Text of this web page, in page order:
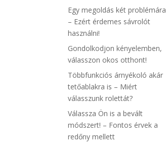
Egy megoldás két problémára
– Ezért érdemes sávrolót
használni!
Gondolkodjon kényelemben,
válasszon okos otthont!
Többfunkciós árnyékoló akár
tetőablakra is – Miért
válasszunk rolettát?
Válassza Ön is a bevált
módszert! – Fontos érvek a
redőny mellett